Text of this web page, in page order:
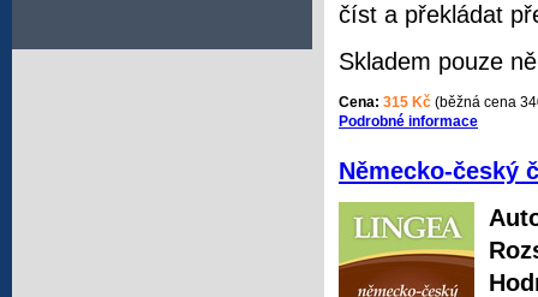
číst a překládat
Skladem pouze
Cena: 315 Kč (běžná cena
Podrobné informace
Německo-český